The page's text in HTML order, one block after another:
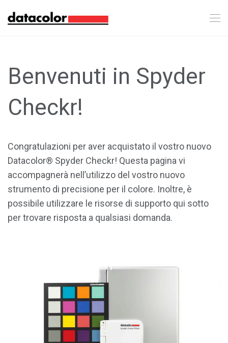
Benvenuti in Spyder
Checkr!
Congratulazioni per aver acquistato il vostro nuovo
Datacolor® Spyder Checkr! Questa pagina vi
accompagnerà nell’utilizzo del vostro nuovo
strumento di precisione per il colore. Inoltre, è
possibile utilizzare le risorse di supporto qui sotto
per trovare risposta a qualsiasi domanda.